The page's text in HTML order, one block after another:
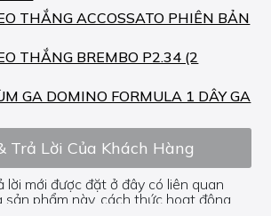
THẮNG ACCOSSATO PHIÊN BẢN
THẮNG BREMBO P2.34 (2
GA DOMINO FORMULA 1 DÂY GA
Trả Lời Của Khách Hàng
lời mới được đặt ở đây có liên quan
phẩm này, cách thức hoạt động,